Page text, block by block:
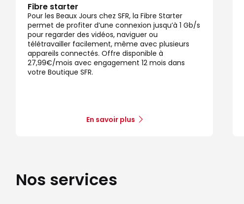
Fibre starter
Pour les Beaux Jours chez SFR, la Fibre Starter
permet de profiter d’une connexion jusqu’à 1 Gb/s
pour regarder des vidéos, naviguer ou
télétravailler facilement, même avec plusieurs
appareils connectés. Offre disponible à
27,99€/mois avec engagement 12 mois dans
votre Boutique SFR.
En savoir plus
Nos services